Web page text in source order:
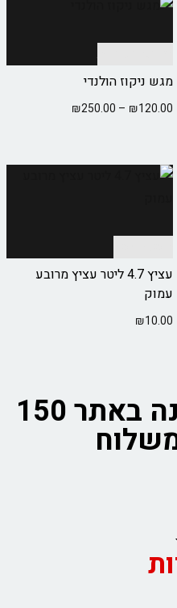
מגש ניקוז הולנדי
₪120.00
–
₪250.00
עציץ 4.7 ליטר עציץ מרובע
עמוק
₪10.00
*מינימום הזמנה באתר 150